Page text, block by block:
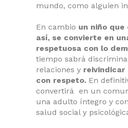
mundo, como alguien
En cambio un niño
así, se convierte en
respetuosa con lo
tiempo sabrá
relaciones y
con respeto. En
convertirá en un
una adulto íntegro y
salud social y